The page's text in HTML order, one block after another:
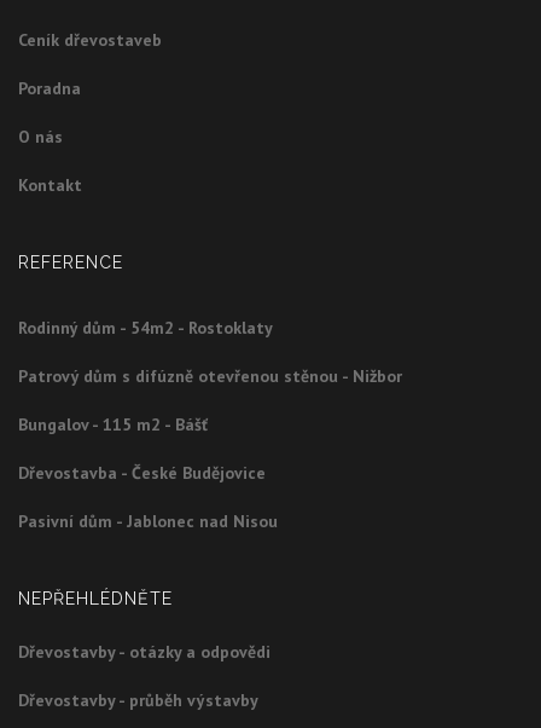
Ceník dřevostaveb
Poradna
O nás
Kontakt
REFERENCE
Rodinný dům - 54m2 - Rostoklaty
Patrový dům s difúzně otevřenou stěnou - Nižbor
Bungalov - 115 m2 - Bášť
Dřevostavba - České Budějovice
Pasivní dům - Jablonec nad Nisou
NEPŘEHLÉDNĚTE
Dřevostavby - otázky a odpovědi
Dřevostavby - průběh výstavby